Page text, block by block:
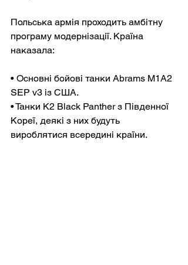
Польська армія проходить амбітну
програму модернізації. Країна
наказала:
• Основні бойові танки Abrams M1A2
SEP v3 із США.
• Танки K2 Black Panther з Південної
Кореї, деякі з них будуть
вироблятися всередині країни.